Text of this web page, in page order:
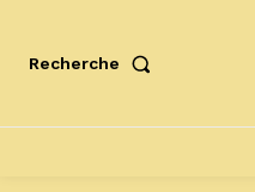
Recherche